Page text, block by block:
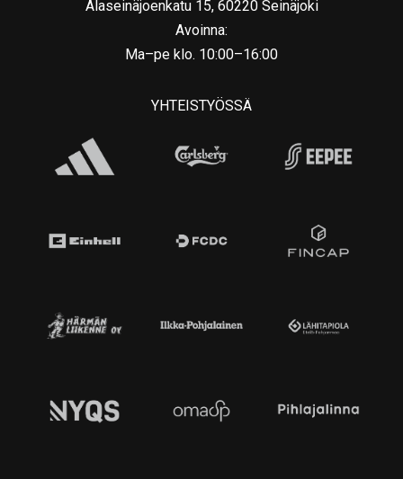
Alaseinäjoenkatu 15, 60220 Seinäjoki
Avoinna:
Ma–pe klo. 10:00–16:00
YHTEISTYÖSSÄ